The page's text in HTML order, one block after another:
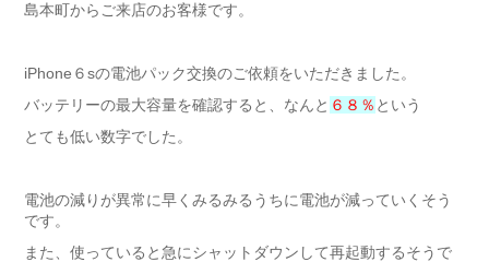
島本町からご来店のお客様です。
iPhone６sの電池パック交換のご依頼をいただきました。
バッテリーの最大容量を確認すると、なんと ６８％ という
とても低い数字でした。
電池の減りが異常に早くみるみるうちに電池が減っていくそう
です。
また、使っていると急にシャットダウンして再起動するそうで